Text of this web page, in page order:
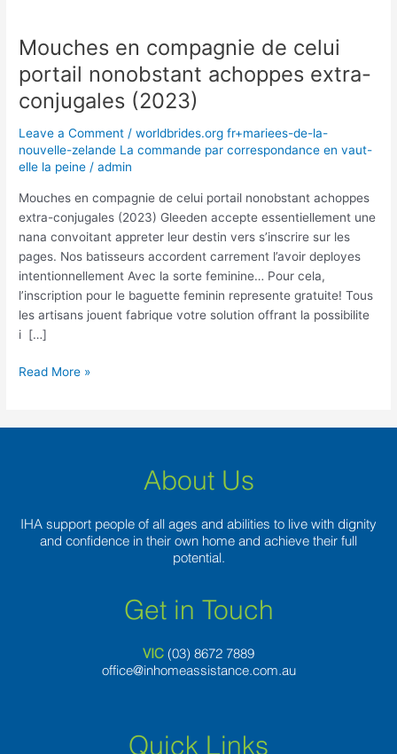
Mouches en compagnie de celui
portail nonobstant achoppes extra-
conjugales (2023)
Leave a Comment /worldbrides.org fr+mariees-de-la-
nouvelle-zelande La commande par correspondance en vaut-
elle la peine /admin
Mouches en compagnie de celui portail nonobstant achoppes
extra-conjugales (2023) Gleeden accepte essentiellement une
nana convoitant appreter leur destin vers s’inscrire sur les
pages. Nos batisseurs accordent carrement l’avoir deployes
intentionnellement Avec la sorte feminine… Pour cela,
l’inscription pour le baguette feminin represente gratuite! Tous
les artisans jouent fabrique votre solution offrant la possibilite
i […]
Mouches
compagnie
de
portail
nonobstant
extra-
conjugales
(2023)
Read More »
About Us
IHA support people of all ages and abilities to live with dignity
and confidence in their own home and achieve their full
potential.
Get in Touch
VIC (03) 8672 7889
office@inhomeassistance.com.au
Quick Links